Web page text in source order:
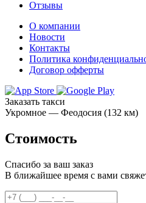
Отзывы
О компании
Новости
Контакты
Политика
Договор офферты
Заказать такси
Укромное — Феодосия (132 км)
Стоимость
Спасибо за ваш заказ
В ближайшее время с вами